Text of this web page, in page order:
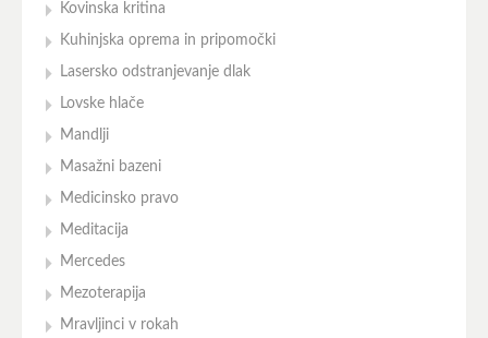
Kovinska kritina
Kuhinjska oprema in pripomočki
Lasersko odstranjevanje dlak
Lovske hlače
Mandlji
Masažni bazeni
Medicinsko pravo
Meditacija
Mercedes
Mezoterapija
Mravljinci v rokah